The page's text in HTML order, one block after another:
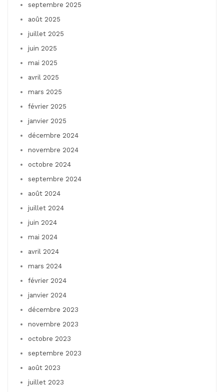
septembre 2025
août 2025
juillet 2025
juin 2025
mai 2025
avril 2025
mars 2025
février 2025
janvier 2025
décembre 2024
novembre 2024
octobre 2024
septembre 2024
août 2024
juillet 2024
juin 2024
mai 2024
avril 2024
mars 2024
février 2024
janvier 2024
décembre 2023
novembre 2023
octobre 2023
septembre 2023
août 2023
juillet 2023